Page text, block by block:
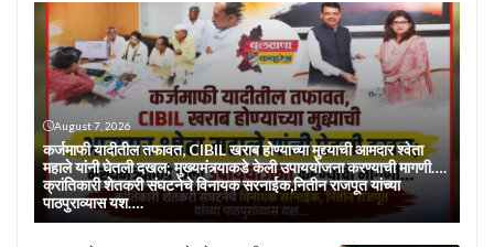
August 7, 2026
कर्जमाफी यादीतील तफावत, CIBIL खराब होण्याच्या मुद्द्याची आमदार श्वेता
महाले यांनी घेतली दखल; मुख्यमंत्र्याकडे केली उपाययोजना करण्याची मागणी….
क्रांतिकारी शेतकरी संघटनेचे विनायक सरनाईक,नितीन राजपूत यांच्या
पाठपुराव्यास यश….